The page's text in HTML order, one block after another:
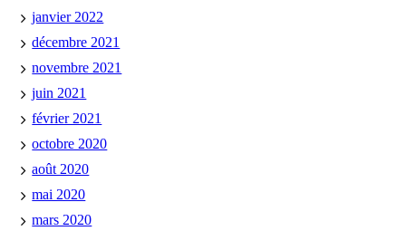
janvier 2022
décembre 2021
novembre 2021
juin 2021
février 2021
octobre 2020
août 2020
mai 2020
mars 2020